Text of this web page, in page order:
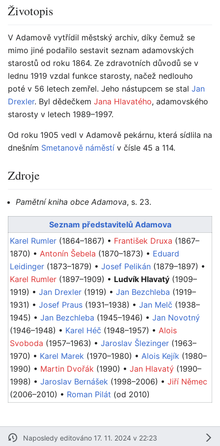
Životopis
V Adamově vytřídil městský archiv, díky čemuž se
mimo jiné podařilo sestavit seznam adamovských
starostů od roku 1864. Ze zdravotních důvodů se v
lednu 1919 vzdal funkce starosty, načež nedlouho
poté v 56 letech zemřel. Jeho nástupcem se stal Jan
Drexler. Byl dědečkem Jana Hlavatého, adamovského
starosty v letech 1989–1997.
Od roku 1905 vedl v Adamově pekárnu, která sídlila na
dnešním Smetanově náměstí v čísle 45 a 114.
Zdroje
Pamětní kniha obce Adamova, s. 23.
Seznam představitelů Adamova
Karel Rumler (1864–1867) • František Druxa (1867–
1870) •Antonín Šebela (1870–1873) • Eduard
Leidinger (1873–1879) •Josef Pelikán (1879–1897) •
Karel Rumler (1897–1909) • Ludvík Hlavatý (1909–
1919) •Jan Drexler (1919) •Jan Bezchleba (1919–
1931) •Josef Praus (1931–1938) •Jan Melč (1938–
1945) •Jan Bezchleba (1945–1946) •Jan Novotný
(1946–1948) • Karel Héč (1948–1957) •Alois
Svoboda (1957–1963) •Jaroslav Šlezinger (1963–
1970) • Karel Marek (1970–1980) •Alois Kejík (1980–
1990) • Martin Dvořák (1990) •Jan Hlavatý (1990–
1998) •Jaroslav Bernášek (1998–2006) •Jiří Němec
(2006–2010) • Roman Pilát (od 2010)
Naposledy editováno 17. 11. 2024 v 22:23